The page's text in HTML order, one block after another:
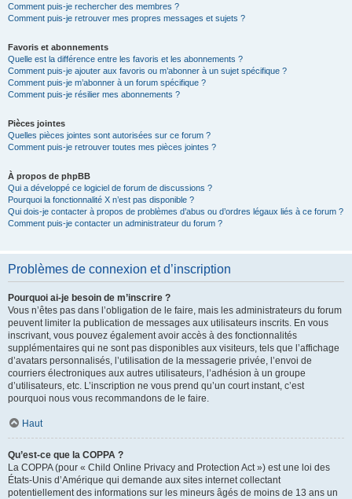
Comment puis-je rechercher des membres ?
Comment puis-je retrouver mes propres messages et sujets ?
Favoris et abonnements
Quelle est la différence entre les favoris et les abonnements ?
Comment puis-je ajouter aux favoris ou m’abonner à un sujet spécifique ?
Comment puis-je m’abonner à un forum spécifique ?
Comment puis-je résilier mes abonnements ?
Pièces jointes
Quelles pièces jointes sont autorisées sur ce forum ?
Comment puis-je retrouver toutes mes pièces jointes ?
À propos de phpBB
Qui a développé ce logiciel de forum de discussions ?
Pourquoi la fonctionnalité X n’est pas disponible ?
Qui dois-je contacter à propos de problèmes d’abus ou d’ordres légaux liés à ce forum ?
Comment puis-je contacter un administrateur du forum ?
Problèmes de connexion et d’inscription
Pourquoi ai-je besoin de m’inscrire ?
Vous n’êtes pas dans l’obligation de le faire, mais les administrateurs du forum
peuvent limiter la publication de messages aux utilisateurs inscrits. En vous
inscrivant, vous pouvez également avoir accès à des fonctionnalités
supplémentaires qui ne sont pas disponibles aux visiteurs, tels que l’affichage
d’avatars personnalisés, l’utilisation de la messagerie privée, l’envoi de
courriers électroniques aux autres utilisateurs, l’adhésion à un groupe
d’utilisateurs, etc. L’inscription ne vous prend qu’un court instant, c’est
pourquoi nous vous recommandons de le faire.
Haut
Qu’est-ce que la COPPA ?
La COPPA (pour « Child Online Privacy and Protection Act ») est une loi des
États-Unis d’Amérique qui demande aux sites internet collectant
potentiellement des informations sur les mineurs âgés de moins de 13 ans un